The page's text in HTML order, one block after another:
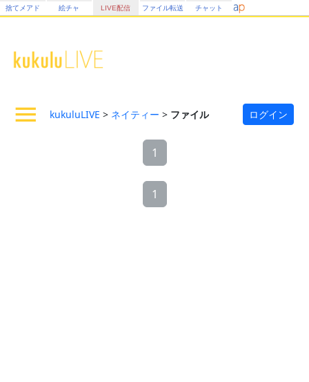
捨てメアド 絵チャ LIVE配信 ファイル転送 チャット
kukuluLIVE > ネイティー > ファイル ログイン
1
1